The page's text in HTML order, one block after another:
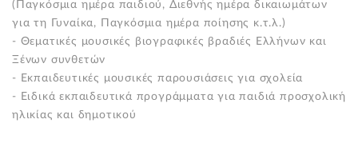
(Παγκόσμια ημέρα παιδιού, Διεθνής ημέρα δικαιωμάτων
για τη Γυναίκα, Παγκόσμια ημέρα ποίησης κ.τ.λ.)
- Θεματικές μουσικές βιογραφικές βραδιές Ελλήνων και
Ξένων συνθετών
- Εκπαιδευτικές μουσικές παρουσιάσεις για σχολεία
- Ειδικά εκπαιδευτικά προγράμματα για παιδιά προσχολική
ηλικίας και δημοτικού